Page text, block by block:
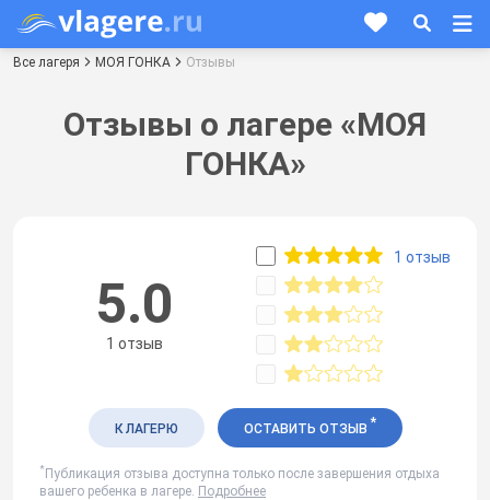
Все лагеря МОЯ ГОНКА Отзывы
Отзывы о лагере «МОЯ
ГОНКА»
5.0
1 отзыв
1 отзыв
К ЛАГЕРЮ ОСТАВИТЬ ОТЗЫВ *
* Публикация отзыва доступна только после завершения отдыха
вашего ребенка в лагере. Подробнее